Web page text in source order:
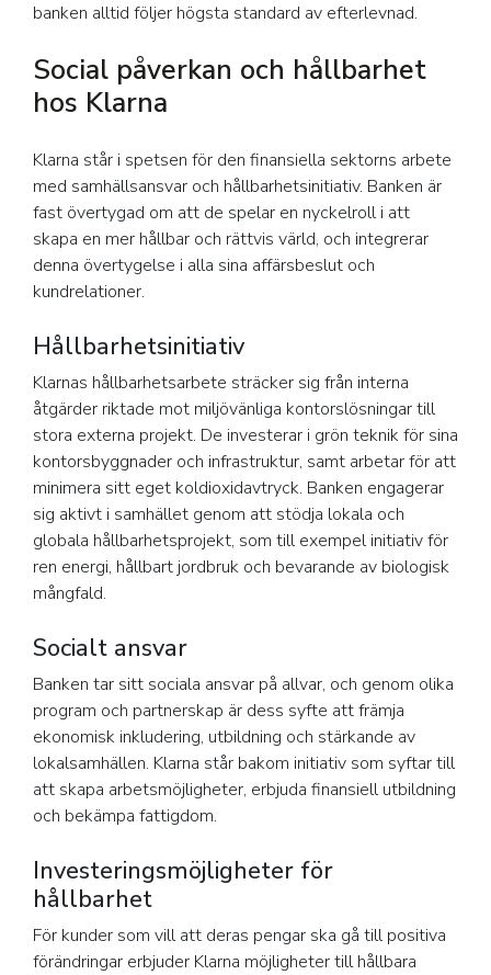
banken alltid följer högsta standard av efterlevnad.
Social påverkan och hållbarhet
hos Klarna
Klarna står i spetsen för den finansiella sektorns arbete
med samhällsansvar och hållbarhetsinitiativ. Banken är
fast övertygad om att de spelar en nyckelroll i att
skapa en mer hållbar och rättvis värld, och integrerar
denna övertygelse i alla sina affärsbeslut och
kundrelationer.
Hållbarhetsinitiativ
Klarnas hållbarhetsarbete sträcker sig från interna
åtgärder riktade mot miljövänliga kontorslösningar till
stora externa projekt. De investerar i grön teknik för sina
kontorsbyggnader och infrastruktur, samt arbetar för att
minimera sitt eget koldioxidavtryck. Banken engagerar
sig aktivt i samhället genom att stödja lokala och
globala hållbarhetsprojekt, som till exempel initiativ för
ren energi, hållbart jordbruk och bevarande av biologisk
mångfald.
Socialt ansvar
Banken tar sitt sociala ansvar på allvar, och genom olika
program och partnerskap är dess syfte att främja
ekonomisk inkludering, utbildning och stärkande av
lokalsamhällen. Klarna står bakom initiativ som syftar till
att skapa arbetsmöjligheter, erbjuda finansiell utbildning
och bekämpa fattigdom.
Investeringsmöjligheter för
hållbarhet
För kunder som vill att deras pengar ska gå till positiva
förändringar erbjuder Klarna möjligheter till hållbara